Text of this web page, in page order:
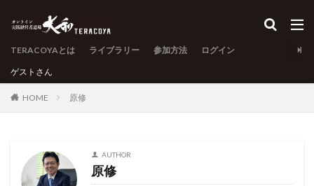
TERACOYAとは ライブラリー 参加方法 ログイン
ゲスト さん
HOME 原修
AUTHOR
原修